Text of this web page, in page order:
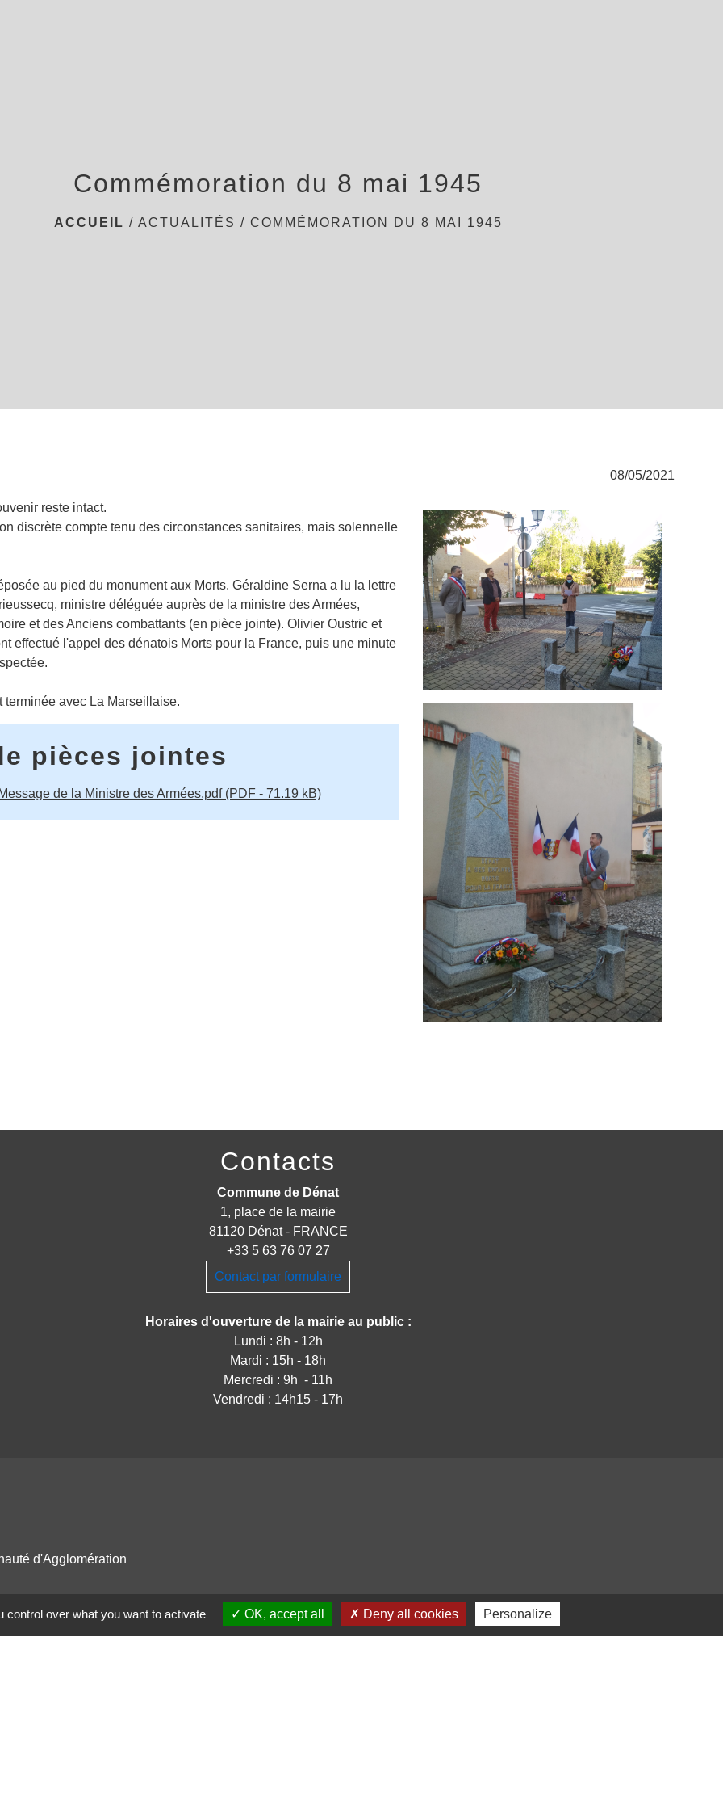
Commémoration du 8 mai 1945
ACCUEIL / ACTUALITÉS / COMMÉMORATION DU 8 MAI 1945
08/05/2021
reste intact.
discrète compte tenu des circonstances sanitaires, mais solennelle
au pied du monument aux Morts. Géraldine Serna a lu la lettre
ministre déléguée auprès de la ministre des Armées,
et des Anciens combattants (en pièce jointe). Olivier Oustric et
effectué l'appel des dénatois Morts pour la France, puis une minute
terminée avec La Marseillaise.
pièces jointes
de la Ministre des Armées.pdf (PDF - 71.19 kB)
Contacts
Commune de Dénat
1, place de la mairie
81120 Dénat - FRANCE
+33 5 63 76 07 27
Contact par formulaire
Horaires d'ouverture de la mairie au public :
Lundi : 8h - 12h
Mardi : 15h - 18h
Mercredi : 9h - 11h
Vendredi : 14h15 - 17h
d'Agglomération
over what you want to activate OK, accept all Deny all cookies Personalize